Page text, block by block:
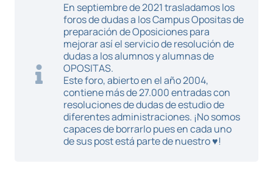
En septiembre de 2021 trasladamos los
foros de dudas a los Campus Opositas de
preparación de Oposiciones para
mejorar así el servicio de resolución de
dudas a los alumnos y alumnas de
OPOSITAS.
Este foro, abierto en el año 2004,
contiene más de 27.000 entradas con
resoluciones de dudas de estudio de
diferentes administraciones. ¡No somos
capaces de borrarlo pues en cada uno
de sus post está parte de nuestro ♥!